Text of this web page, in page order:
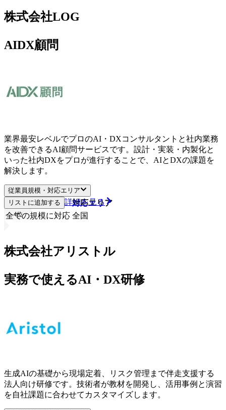
株式会社LOG
AIDX顧問
業界最安レベルでプロのAI・DXコンサルタントと社内業務
を改善できるAI顧問サービスです。設計・実装・内製化と
いった社内DXをプロが進行することで、AIとDXの課題を
解決します。
従業員規模・対応エリア
従業員規模
対応エリア
全ての規模に対応 全国
リストに追加する 詳細を見る
4位
株式会社アリストル
実務で使えるAI・DX研修
生成AIの基礎から現場定着、リスク管理まで伴走支援する
法人向け研修です。技術者が教材を開発し、活用事例と演習
を自社課題に合わせてカスタマイズします。